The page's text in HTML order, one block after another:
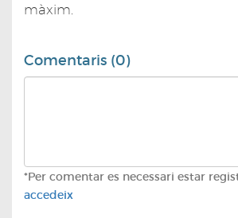
màxim.
Comentaris (0)
*Per comentar es necessari estar
accedeix